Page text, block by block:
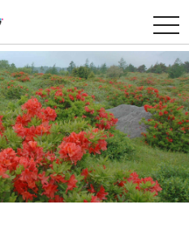
t
o
g
l
e
n
a
v
i
g
a
t
i
o
n